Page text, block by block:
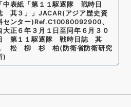
「 中表紙「第１１駆逐隊 戦時日
其３」
」 JACAR(アジア歴史資
センター)Ref.C10080092900、
大正６年３月１日至同年６月３０
第１１駆逐隊 戦時日誌 其
松 柳 杉 柏( 防衛省防衛研究
)